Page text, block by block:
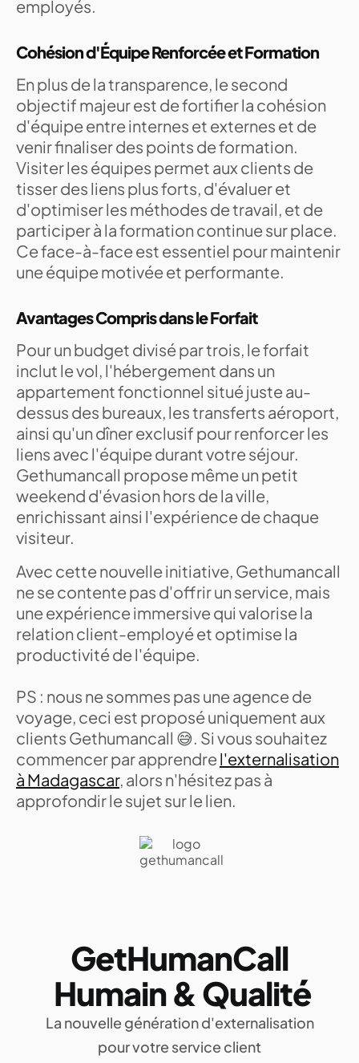
employés.
Cohésion d'Équipe Renforcée et Formation
En plus de la transparence, le second
objectif majeur est de fortifier la cohésion
d'équipe entre internes et externes et de
venir finaliser des points de formation.
Visiter les équipes permet aux clients de
tisser des liens plus forts, d'évaluer et
d'optimiser les méthodes de travail, et de
participer à la formation continue sur place.
Ce face-à-face est essentiel pour maintenir
une équipe motivée et performante.
Avantages Compris dans le Forfait
Pour un budget divisé par trois, le forfait
inclut le vol, l'hébergement dans un
appartement fonctionnel situé juste au-
dessus des bureaux, les transferts aéroport,
ainsi qu'un dîner exclusif pour renforcer les
liens avec l'équipe durant votre séjour.
Gethumancall propose même un petit
weekend d'évasion hors de la ville,
enrichissant ainsi l'expérience de chaque
visiteur.
Avec cette nouvelle initiative, Gethumancall
ne se contente pas d'offrir un service, mais
une expérience immersive qui valorise la
relation client-employé et optimise la
productivité de l'équipe.
PS : nous ne sommes pas une agence de
voyage, ceci est proposé uniquement aux
clients Gethumancall 😅. Si vous souhaitez
commencer par apprendrel'externalisation
à Madagascar, alors n'hésitez pas à
approfondir le sujet sur le lien.
GetHumanCall
Humain & Qualité
La nouvelle génération d'externalisation
pour votre service client